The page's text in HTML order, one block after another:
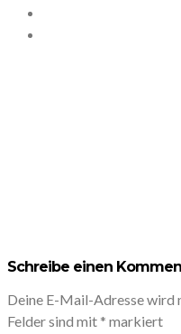
Schreibe einen
Deine E-Mail-Adresse
Felder sind mit * markiert